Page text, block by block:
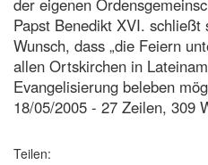
Papst Benedikt XVI.
Wunsch, dass „die Feiern
allen Ortskirchen in
Evangelisierung beleben
18/05/2005 - 27 Zeilen, 309
Teilen: